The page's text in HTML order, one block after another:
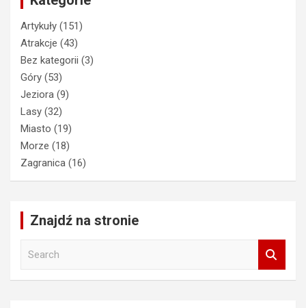
Artykuły (151)
Atrakcje (43)
Bez kategorii (3)
Góry (53)
Jeziora (9)
Lasy (32)
Miasto (19)
Morze (18)
Zagranica (16)
Znajdź na stronie